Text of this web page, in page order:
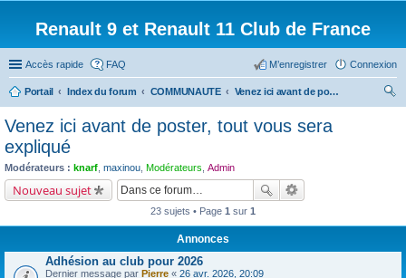
Renault 9 et Renault 11 Club de France
Accès rapide FAQ Connexion
M’enregistrer
Portail Index du forum COMMUNAUTE
Venez ici avant de poster, tout vous sera expliqué
Venez ici avant de poster, tout vous sera
expliqué
Modérateurs : knarf maxinou Modérateurs Admin
Nouveau sujet
23 sujets • Page 1 sur 1
Annonces
Adhésion au club pour 2026
Dernier message par Pierre « 26 avr. 2026, 20:09